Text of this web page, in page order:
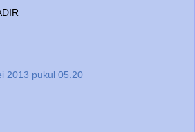
2013 pukul 05.20